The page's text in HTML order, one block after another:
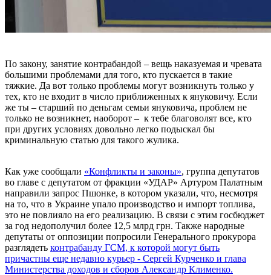
По закону, занятие контрабандой – вещь наказуемая и чревата
большими проблемами для того, кто пускается в такие
тяжкие. Да вот только проблемы могут возникнуть только у
тех, кто не входит в число приближенных к януковичу. Если
же ты – старший по деньгам семьи януковича, проблем не
только не возникнет, наоборот – к тебе благоволят все, кто
при других условиях довольно легко подыскал бы
криминальную статью для такого жулика.
Как уже сообщали «Конфликты и законы», группа депутатов
во главе с депутатом от фракции «УДАР» Артуром Палатным
направили запрос Пшонке, в котором указали, что, несмотря
на то, что в Украине упало производство и импорт топлива,
это не повлияло на его реализацию. В связи с этим госбюджет
за год недополучил более 12,5 млрд грн. Также народные
депутаты от оппозиции попросили Генерального прокурора
разглядеть контрабанду ГСМ, к которой могут быть
причастны еще недавно курьер - Сергей Курченко и глава
Министерства доходов и сборов Александр Клименко.